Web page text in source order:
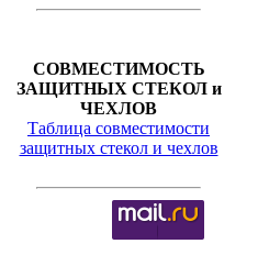
СОВМЕСТИМОСТЬ
ЗАЩИТНЫХ СТЕКОЛ и
ЧЕХЛОВ
Таблица совместимости
защитных стекол и чехлов